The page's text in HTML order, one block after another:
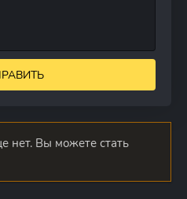
нет. Вы можете стать